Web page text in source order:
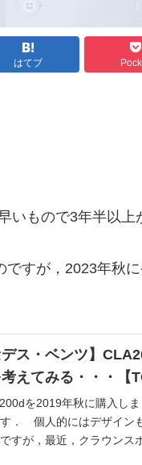
はてブ
もので3年半以上
すが，2023年秋
デス・ベンツ】
えてみる・・・【
を2019年秋に購入し
． 個人的にはデザイン
すが，最近，クラウンス